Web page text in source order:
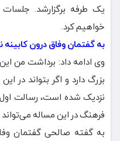
یک طرفه برگزارشد. جلسات
خواهیم کرد.
به گفتمان وفاق درون کابینه
وی ادامه داد: برداشت من
بزرگ دارد و اگر بتواند در
نزدیک شده است، رسالت
فرهنگ در این مساله
به گفته صالحی گفتمان